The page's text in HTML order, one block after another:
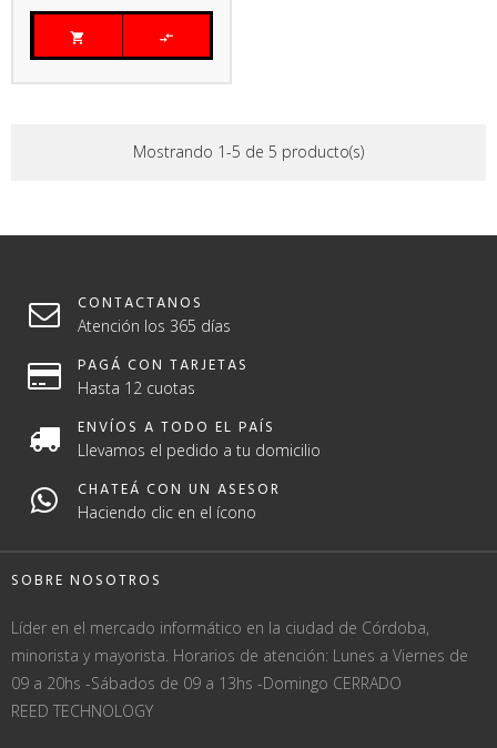
 
Mostrando 1-5 de 5 producto(s)
CONTACTANOS
Atención los 365 días
PAGÁ CON TARJETAS
Hasta 12 cuotas
ENVÍOS A TODO EL PAÍS
Llevamos el pedido a tu domicilio
CHATEÁ CON UN ASESOR
Haciendo clic en el ícono
SOBRE NOSOTROS
Líder en el mercado informático en la ciudad de Córdoba,
minorista y mayorista. Horarios de atención: Lunes a Viernes de
09 a 20hs -Sábados de 09 a 13hs -Domingo CERRADO
REED TECHNOLOGY